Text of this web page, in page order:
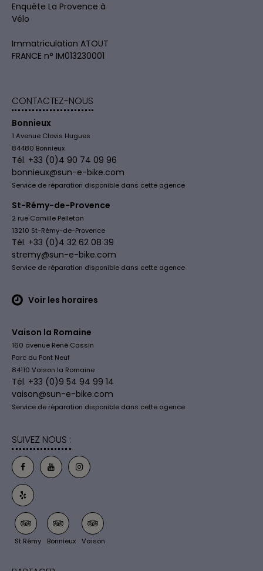
Enquête La Provence à
Vélo
Immatriculation ATOUT
FRANCE n° IM013230001
CONTACTEZ-NOUS
Bonnieux
1 Avenue Clovis Hugues
84480 Bonnieux
Tél. +33 (0)4 90 74 09 96
bonnieux@sun-e-bike.com
Service de réparation disponible dans cette agence
St-Rémy-de-Provence
2 rue Camille Pelletan
13210 St-Rémy-de-Provence
Tél. +33 (0)4 32 62 08 39
stremy@sun-e-bike.com
Service de réparation disponible dans cette agence
Voir les horaires
Vaison la Romaine
160 avenue René Cassin
Parc du Pont Neuf
84110 Vaison la Romaine
Tél. +33 (0)9 54 94 99 14
vaison@sun-e-bike.com
Service de réparation disponible dans cette agence
SUIVEZ NOUS :
St Rémy Bonnieux Vaison